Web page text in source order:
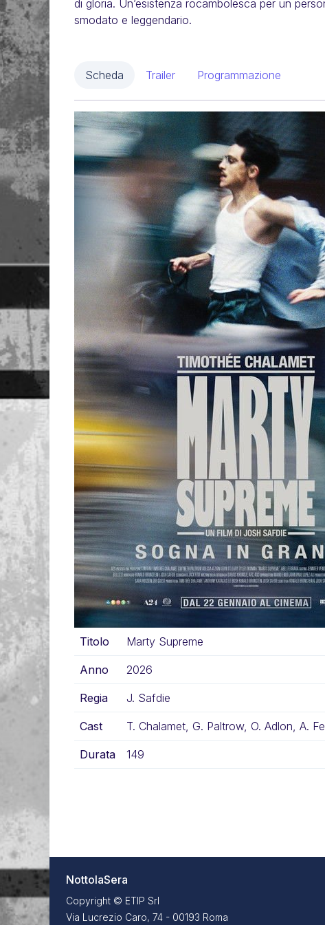
di gloria. Un’esistenza rocambolesca per un
smodato e leggendario.
Scheda Trailer Programmazione
Titolo Marty Supreme
Anno 2026
Regia J. Safdie
Cast T. Chalamet, G. Paltrow, O. Adlon, A.
Durata 149
NottolaSera
Copyright © ETIP Srl
Via Lucrezio Caro, 74 - 00193 Roma